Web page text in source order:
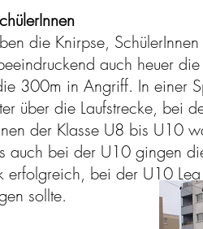
die Knirpse,
auch heuer
300m in Angriff. In einer
über die Laufstrecke, bei
der Klasse U8 bis U10
auch bei der U10 gingen
bei der U10
sollte.